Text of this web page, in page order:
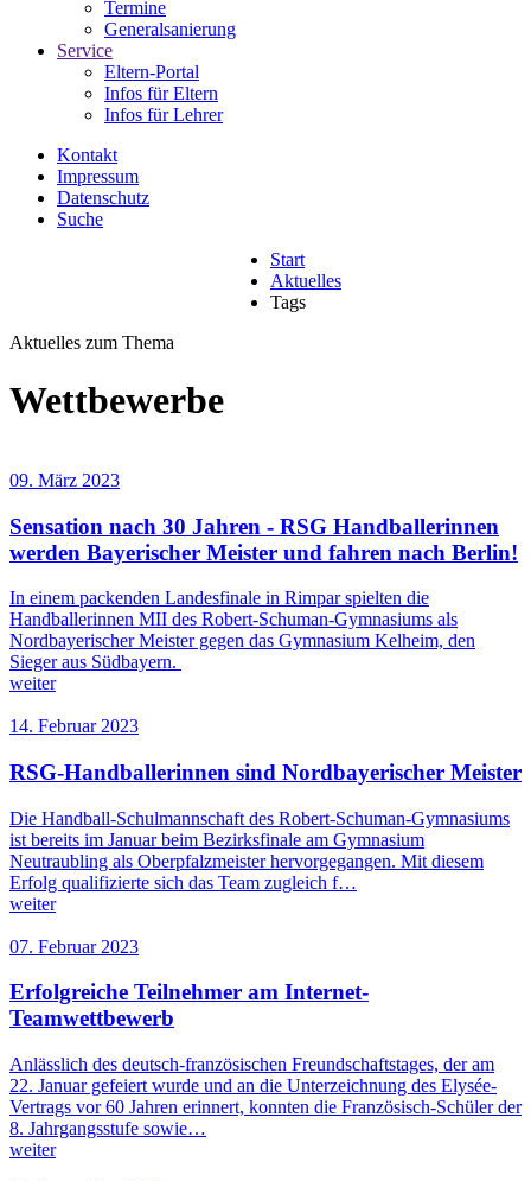
Termine
Generalsanierung
Service
Eltern-Portal
Infos für Eltern
Infos für Lehrer
Kontakt
Impressum
Datenschutz
Suche
Start
Aktuelles
Tags
Aktuelles zum Thema
Wettbewerbe
09. März 2023
Sensation nach 30 Jahren - RSG Handballerinnen
werden Bayerischer Meister und fahren nach Berlin!
In einem packenden Landesfinale in Rimpar spielten die
Handballerinnen MII des Robert-Schuman-Gymnasiums als
Nordbayerischer Meister gegen das Gymnasium Kelheim, den
Sieger aus Südbayern.
weiter
14. Februar 2023
RSG-Handballerinnen sind Nordbayerischer Meister
Die Handball-Schulmannschaft des Robert-Schuman-Gymnasiums
ist bereits im Januar beim Bezirksfinale am Gymnasium
Neutraubling als Oberpfalzmeister hervorgegangen. Mit diesem
Erfolg qualifizierte sich das Team zugleich f…
weiter
07. Februar 2023
Erfolgreiche Teilnehmer am Internet-
Teamwettbewerb
Anlässlich des deutsch-französischen Freundschaftstages, der am
22. Januar gefeiert wurde und an die Unterzeichnung des Elysée-
Vertrags vor 60 Jahren erinnert, konnten die Französisch-Schüler der
8. Jahrgangsstufe sowie…
weiter